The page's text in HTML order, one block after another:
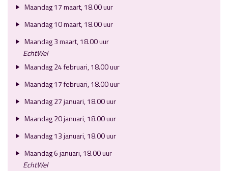
Maandag 17 maart, 18.00 uur
Maandag 10 maart, 18.00 uur
Maandag 3 maart, 18.00 uur
EchtWel
Maandag 24 februari, 18.00 uur
Maandag 17 februari, 18.00 uur
Maandag 27 januari, 18.00 uur
Maandag 20 januari, 18.00 uur
Maandag 13 januari, 18.00 uur
Maandag 6 januari, 18.00 uur
EchtWel